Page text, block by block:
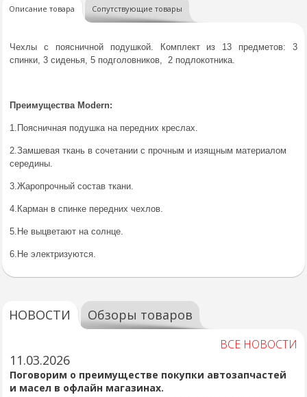
Описание товара Сопутствующие товары
Чехлы с поясничной подушкой. Комплект из 13 предметов: 3
спинки, 3 сиденья, 5 подголовников, 2 подлокотника.
Преимущества Modern:
1.Поясничная подушка на передних креслах.
2.Замшевая ткань в сочетании с прочным и изящным материалом
середины.
3.Жаропрочный состав ткани.
4.Карман в спинке передних чехлов.
5.Не выцветают на солнце.
6.Не электризуются.
НОВОСТИ Обзоры товаров
ВСЕ НОВОСТИ
11.03.2026
Поговорим о преимуществе покупки автозапчастей
и масел в офлайн магазинах.